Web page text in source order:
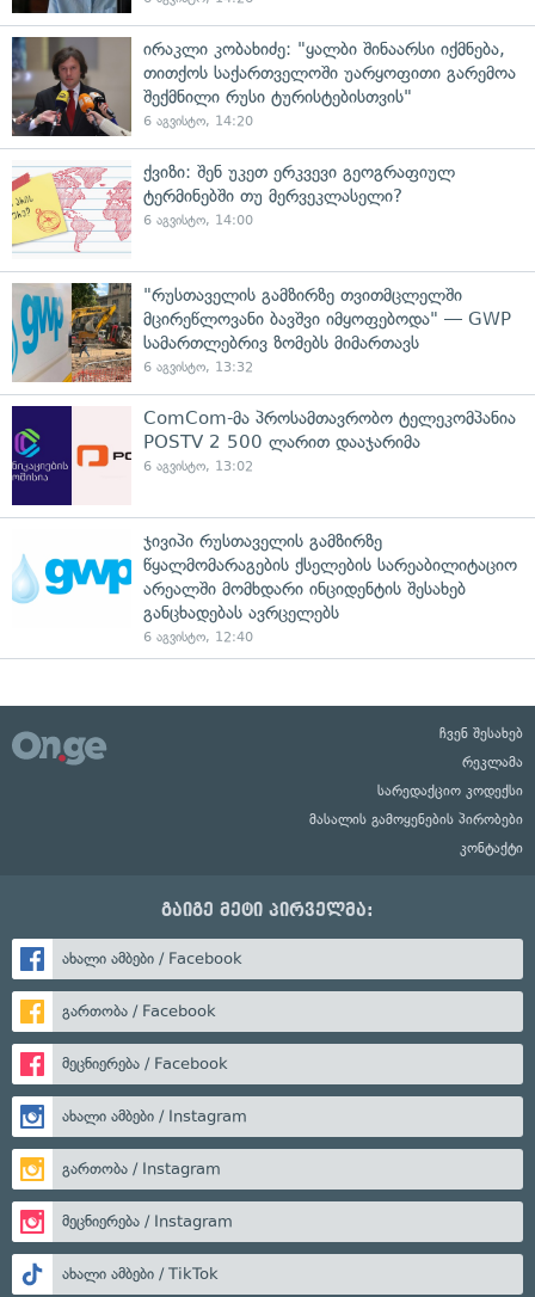
ირაკლი კობახიძე: "ყალბი შინაარსი იქმნება,
თითქოს საქართველოში უარყოფითი გარემოა
შექმნილი რუსი ტურისტებისთვის"
6 აგვისტო, 14:20
ქვიზი: შენ უკეთ ერკვევი გეოგრაფიულ
ტერმინებში თუ მერვეკლასელი?
6 აგვისტო, 14:00
"რუსთაველის გამზირზე თვითმცლელში
მცირეწლოვანი ბავშვი იმყოფებოდა" — GWP
სამართლებრივ ზომებს მიმართავს
6 აგვისტო, 13:32
ComCom-მა პროსამთავრობო ტელეკომპანია
POSTV 2 500 ლარით დააჯარიმა
6 აგვისტო, 13:02
ჯივიპი რუსთაველის გამზირზე
წყალმომარაგების ქსელების სარეაბილიტაციო
არეალში მომხდარი ინციდენტის შესახებ
განცხადებას ავრცელებს
6 აგვისტო, 12:40
ჩვენ შესახებ
რეკლამა
სარედაქციო კოდექსი
მასალის გამოყენების პირობები
კონტაქტი
გაიგე მეტი პირველმა:
ახალი ამბები / Facebook
გართობა / Facebook
მეცნიერება / Facebook
ახალი ამბები / Instagram
გართობა / Instagram
მეცნიერება / Instagram
ახალი ამბები / TikTok